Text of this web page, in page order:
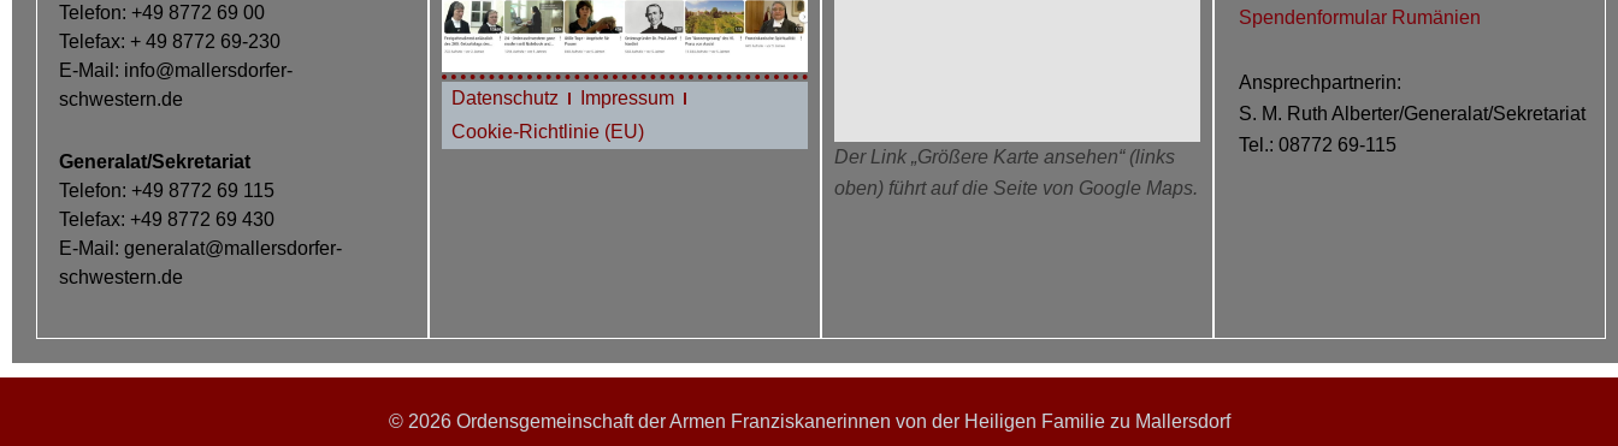
Telefon: +49 8772 69 00
Telefax: + 49 8772 69-230
E-Mail: info@mallersdorfer-
schwestern.de
Generalat/Sekretariat
Telefon: +49 8772 69 115
Telefax: +49 8772 69 430
E-Mail: generalat@mallersdorfer-
schwestern.de
Datenschutz
Impressum
Cookie-Richtlinie (EU)
Der Link „Größere Karte ansehen“ (links
oben) führt auf die Seite von Google Maps.
Spendenformular Rumänien
Ansprechpartnerin:
S. M. Ruth Alberter/Generalat/Sekretariat
Tel.: 08772 69-115
© 2026 Ordensgemeinschaft der Armen Franziskanerinnen von der Heiligen Familie zu Mallersdorf